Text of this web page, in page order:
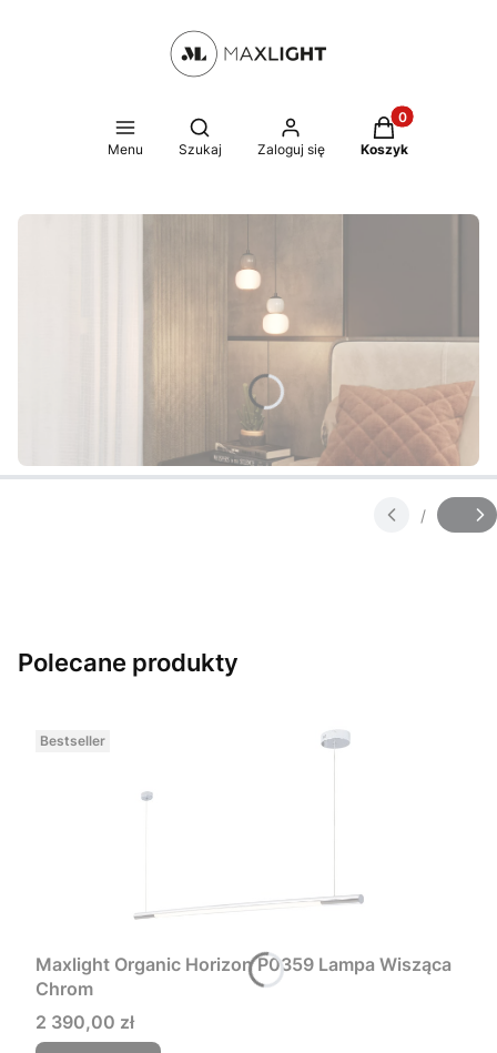
Menu
Otwórz wyszukiwarkę
Szukaj Zaloguj się
Produkty w
Koszyk
Slajd
/
z
Polecane produkty
Bestseller
Maxlight Organic Horizon P0359 Lampa Wisząca
Chrom
Cena
2 390,00 zł